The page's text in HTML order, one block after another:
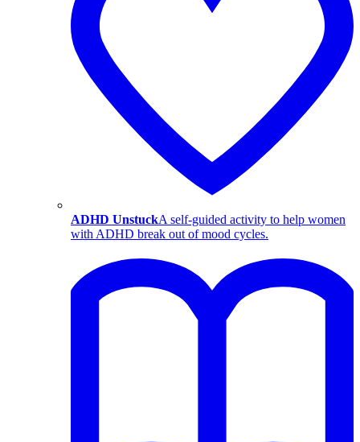
ADHD UnstuckA self-guided activity to help women
with ADHD break out of mood cycles.